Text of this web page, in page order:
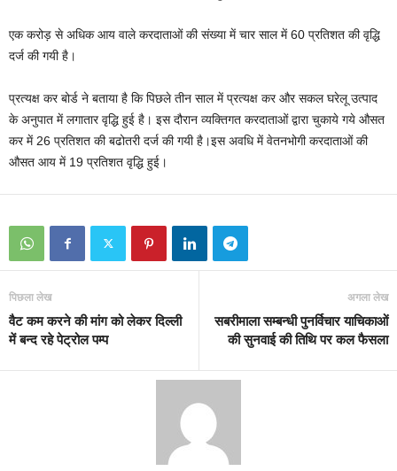
एक करोड़ से अधिक आय वाले करदाताओं की संख्या में चार साल में 60 प्रतिशत की वृद्धि
दर्ज की गयी है।
प्रत्यक्ष कर बोर्ड ने बताया है कि पिछले तीन साल में प्रत्यक्ष कर और सकल घरेलू उत्पाद
के अनुपात में लगातार वृद्धि हुई है। इस दौरान व्यक्तिगत करदाताओं द्वारा चुकाये गये औसत
कर में 26 प्रतिशत की बढोतरी दर्ज की गयी है।इस अवधि में वेतनभोगी करदाताओं की
औसत आय में 19 प्रतिशत वृद्धि हुई।
पिछला लेख
वैट कम करने की मांग को लेकर दिल्ली
में बन्द रहे पेट्रोल पम्प
अगला लेख
सबरीमाला सम्बन्धी पुनर्विचार याचिकाओं
की सुनवाई की तिथि पर कल फैसला